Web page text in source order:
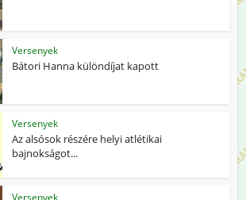
Versenyek
Bátori Hanna különdíjat kapott
Versenyek
Az alsósok részére helyi atlétikai
bajnokságot...
Versenyek